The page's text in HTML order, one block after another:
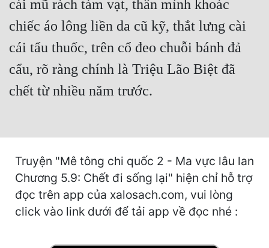
Khoa Huyễn
Khoa Huyễn Không Gian
Kinh Dị
Kỳ Huyễn
Kỳ Ảo
Linh Dị
Làm Giàu
cái mũ rách tám vạt, thân mình khoác
chiếc áo lông liền da cũ kỹ, thắt lưng cài
cái tẩu thuốc, trên cổ đeo chuỗi bánh đả
cẩu, rõ ràng chính là Triệu Lão Biệt đã
chết từ nhiều năm trước.
Truyện "Mê tông chi quốc 2 - Ma vực lâu lan
Chương 5.9: Chết đi sống lại" hiện chỉ hỗ trợ
đọc trên app của xalosach.com, vui lòng
click vào link dưới để tải app về đọc nhé :